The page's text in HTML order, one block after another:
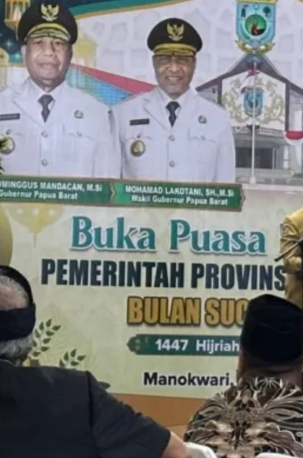
Raswin
Rapat Berkala Umum serta
Monev Kinerja Kepaniteraan Pengadilan
Agama Sewilayah Hukum PTA Papua
Barat Bulan Agustus
6 August 2026
Semoga Lebih meningkatkan kinerja
on
Rapat Berkala Umum serta
Monev Kinerja Kepaniteraan Pengadilan
Agama Sewilayah Hukum PTA Papua
Barat Bulan Agustus
6 August 2026
Kobarkan semangat untuk tetap
meningkatkan kinerja terbaik dengan tetap
menjunjung tinggi integritas untuk kemajuan
Pengadilan Tinggi Agama Papua Barat,
Raswin on PTA Papua Barat Hadiri
Forum Konsultasi Publik (FKP) Tahun
2026 Secara Virtual
5 August 2026
Luar Biasa….
Raswin onBimbingan Teknis Pelatihan
Singkat Eksekusi Perdata & Rapat
Koordinasi Bagi Aparatur Peradilan
Agama Sewilayah PTA Papua Barat
Semoga bermanfaat buat Aparatur